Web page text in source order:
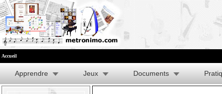
Accueil
Apprendre Jeux Documents